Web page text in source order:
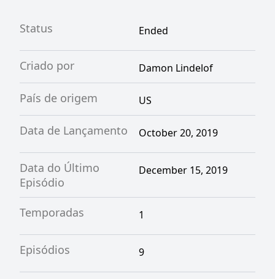
Status Ended
Criado por Damon Lindelof
País de origem US
Data de Lançamento October 20, 2019
Data do Último
Episódio
December 15, 2019
Temporadas 1
Episódios 9